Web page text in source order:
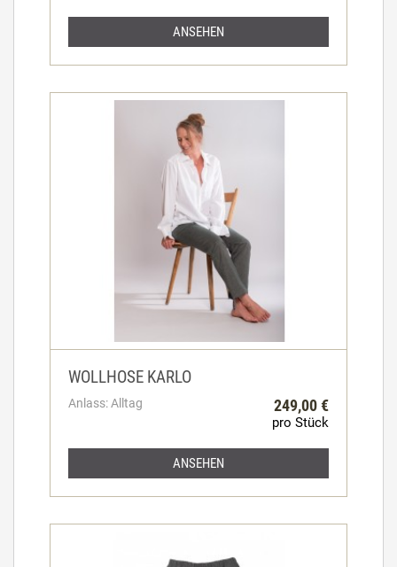
ANSEHEN
WOLLHOSE KARLO
Anlass: Alltag 249,00 €
pro Stück
ANSEHEN